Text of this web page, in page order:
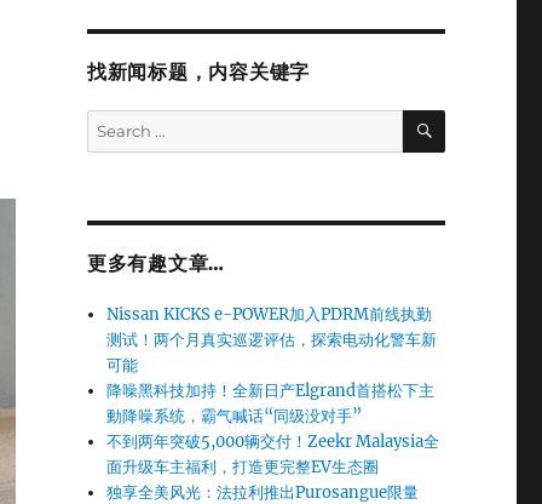
找新闻标题，内容关键字
Search
for:
SEARCH
更多有趣文章…
Nissan KICKS e-POWER加入PDRM前线执勤
测试！两个月真实巡逻评估，探索电动化警车新
可能
降噪黑科技加持！全新日产Elgrand首搭松下主
動降噪系统，霸气喊话“同级没对手”
不到两年突破5,000辆交付！Zeekr Malaysia全
面升级车主福利，打造更完整EV生态圈
独享全美风光：法拉利推出Purosangue限量